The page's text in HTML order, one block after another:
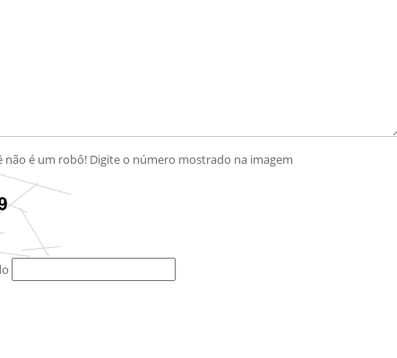
não é um robô! Digite o número mostrado na imagem